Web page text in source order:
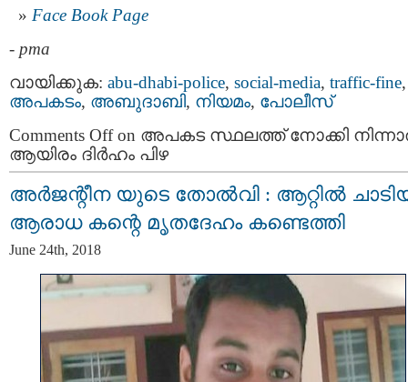
Face Book Page
- pma
വായിക്കുക: abu-dhabi-police, social-media, traffic-fine,
അപകടം, അബുദാബി, നിയമം, പോലീസ്
Comments Offon അപകട സ്ഥലത്ത് നോക്കി
ആയിരം ദിർഹം പിഴ
അർജന്റീന യുടെ തോൽവി : ആറ്റില്‍
ആരാധ കന്റെ മൃതദേഹം കണ്ടെത്തി
June 24th, 2018